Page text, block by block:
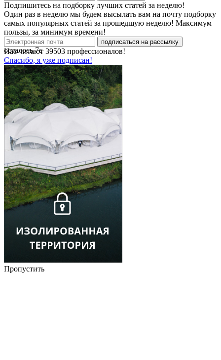
Подпишитесь на подборку лучших статей за неделю!
Один раз в неделю мы будем высылать вам на почту подборку
самых популярных статей за прошедшую неделю! Максимум
пользы, за минимум времени!
подписаться на рассылку
Нас читают 39503 профессионалов!
Спасибо, я уже подписан!
осталось7с
Пропустить